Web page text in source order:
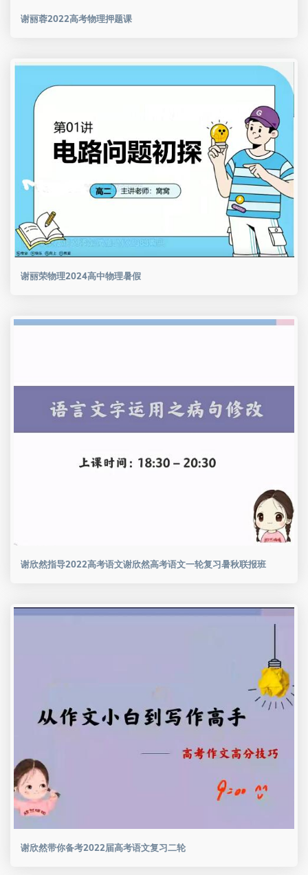
谢丽蓉2022高考物理押题课
谢丽荣物理2024高中物理暑假
谢欣然指导2022高考语文谢欣然高考语文一轮复习暑秋联报班
谢欣然带你备考2022届高考语文复习二轮